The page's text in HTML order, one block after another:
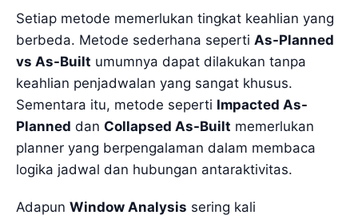
Setiap metode memerlukan tingkat keahlian yang
berbeda. Metode sederhana seperti As-Planned
vs As-Built umumnya dapat dilakukan tanpa
keahlian penjadwalan yang sangat khusus.
Sementara itu, metode seperti Impacted As-
Planned dan Collapsed As-Built memerlukan
planner yang berpengalaman dalam membaca
logika jadwal dan hubungan antaraktivitas.
Adapun Window Analysis sering kali